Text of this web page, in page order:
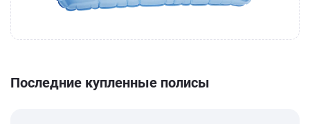
Последние купленные полисы